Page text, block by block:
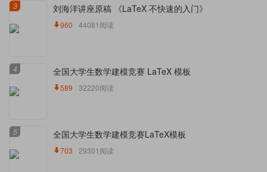
3 刘海洋讲座原稿 《LaTeX 不快速的入门》
960 44081阅读
4 全国大学生数学建模竞赛 LaTeX 模板
589 32220阅读
5 全国大学生数学建模竞赛LaTeX模板
703 29301阅读